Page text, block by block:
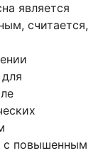
является
считается,
с повышенным